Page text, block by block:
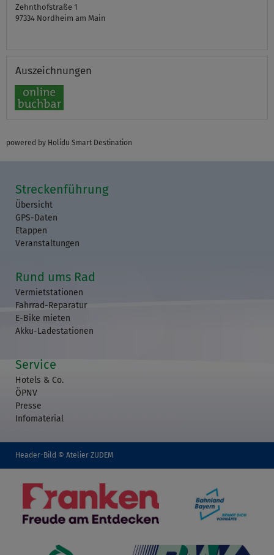
Zehnthofstraße 1
97334 Nordheim am Main
Auszeichnungen
powered by Holidu Smart Destination
Streckenführung
Übersicht
GPS-Daten
Etappen
Veranstaltungen
Rund ums Rad
Vermietstationen
Fahrrad-Reparatur
E-Bike mieten
Akku-Ladestationen
Service
Hotels & Co.
ÖPNV
Presse
Infomaterial
Header-Bild © Atelier ZUDEM